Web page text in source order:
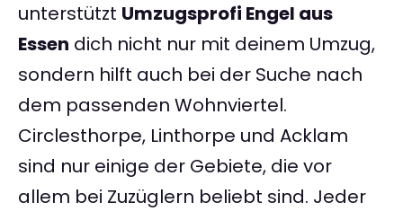
unterstützt Umzugsprofi Engel aus
Essen dich nicht nur mit deinem Umzug,
sondern hilft auch bei der Suche nach
dem passenden Wohnviertel.
Circlesthorpe, Linthorpe und Acklam
sind nur einige der Gebiete, die vor
allem bei Zuzüglern beliebt sind. Jeder